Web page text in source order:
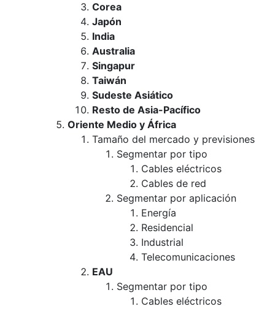
Corea
Japón
India
Australia
Singapur
Taiwán
Sudeste Asiático
Resto de Asia-Pacífico
Oriente Medio y África
Tamaño del mercado y previsiones
Segmentar por tipo
Cables eléctricos
Cables de red
Segmentar por aplicación
Energía
Residencial
Industrial
Telecomunicaciones
EAU
Segmentar por tipo
Cables eléctricos